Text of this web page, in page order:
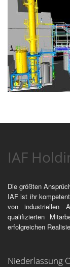
IAF
Die größten
IAF ist ihr
von industriellen
qualifizierten
erfolgreichen
Niederlassung